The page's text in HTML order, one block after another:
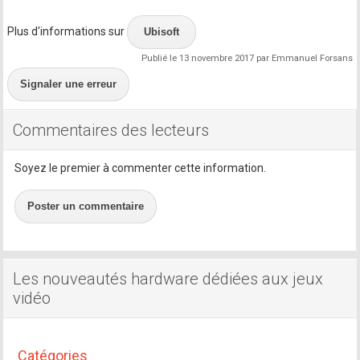
Plus d'informations sur Ubisoft
Publié le 13 novembre 2017 par Emmanuel Forsans
Signaler une erreur
Commentaires des lecteurs
Soyez le premier à commenter cette information.
Poster un commentaire
Les nouveautés hardware dédiées aux jeux
vidéo
Catégories